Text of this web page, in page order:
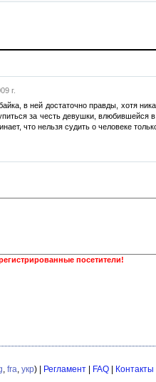
г.
в ней достаточно правды, хотя
за честь девушки, влюбившейся
что нельзя судить о человеке
посетители!
, fra, укр) | Регламент FAQ Контакты